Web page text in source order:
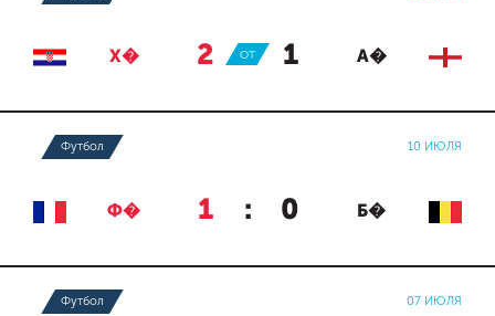
Х� 2 : 1 А�
ОТ
Футбол 10 ИЮЛЯ
Ф� 1 : 0 Б�
Футбол 07 ИЮЛЯ